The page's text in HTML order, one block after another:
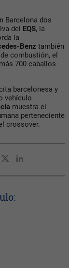
Barcelona dos
del EQS, la
la
Benz también
combustión, el
700 caballos
barcelonesa y
vehículo
muestra el
perteneciente
crossover.